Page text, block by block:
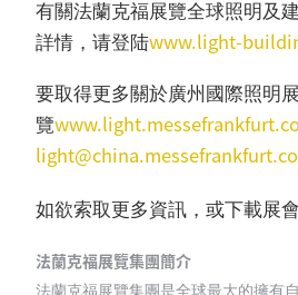
有關法蘭克福展覽全球照明及
詳情，请登陆www.light-
要取得更多關於廣州國際照明
覽
如欲索取更多資訊，或下載展
法蘭克福展覽集團簡介
法蘭克福展覽集團是全球最大的擁有